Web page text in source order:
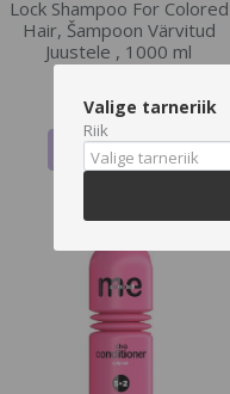
Lock Shampoo For Colored
Hair, Šampoon Värvitud
Juustele , 1000 ml
LISA OSTUKORVI
-3%
Valige tarneriik
Riik
Valige tarneriik